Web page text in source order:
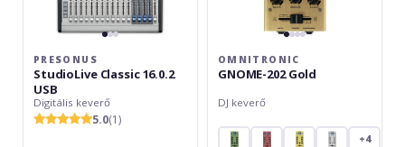
PRESONUS
StudioLive Classic 16.0.2
USB
Digitális keverő
5.0(1)
OMNITRONIC
GNOME-202 Gold
DJ keverő
+4